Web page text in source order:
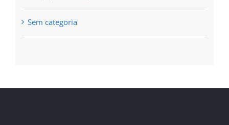
Sem categoria